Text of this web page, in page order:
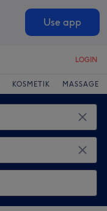
Use app
LOGIN
KOSMETIK MASSAGE